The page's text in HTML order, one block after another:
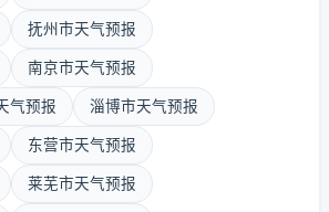
抚州市天气预报
南京市天气预报
气预报 淄博市天气预报
东营市天气预报
莱芜市天气预报